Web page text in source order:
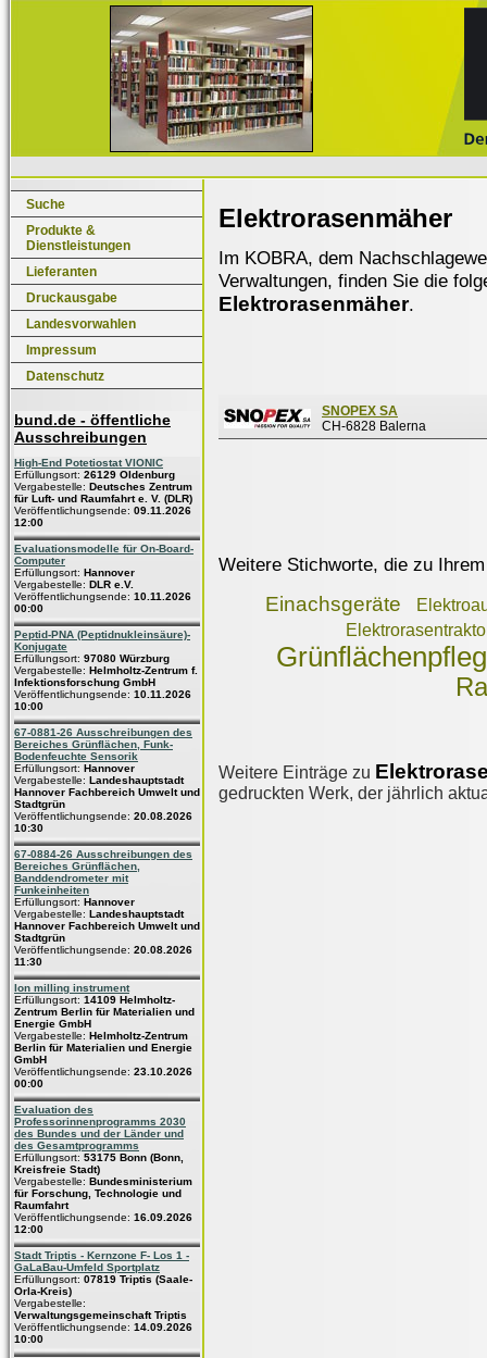
Suche
Produkte &
Dienstleistungen
Lieferanten
Druckausgabe
Landesvorwahlen
Impressum
Datenschutz
bund.de - öffentliche
Ausschreibungen
High-End Potetiostat VIONIC
Erfüllungsort: 26129 Oldenburg
Vergabestelle: Deutsches Zentrum
für Luft- und Raumfahrt e. V. (DLR)
Veröffentlichungsende: 09.11.2026
12:00
Evaluationsmodelle für On-Board-
Computer
Erfüllungsort: Hannover
Vergabestelle: DLR e.V.
Veröffentlichungsende: 10.11.2026
00:00
Peptid-PNA (Peptidnukleinsäure)-
Konjugate
Erfüllungsort: 97080 Würzburg
Vergabestelle: Helmholtz-Zentrum f.
Infektionsforschung GmbH
Veröffentlichungsende: 10.11.2026
10:00
67-0881-26 Ausschreibungen des
Bereiches Grünflächen, Funk-
Bodenfeuchte Sensorik
Erfüllungsort: Hannover
Vergabestelle: Landeshauptstadt
Hannover Fachbereich Umwelt und
Stadtgrün
Veröffentlichungsende: 20.08.2026
10:30
67-0884-26 Ausschreibungen des
Bereiches Grünflächen,
Banddendrometer mit
Funkeinheiten
Erfüllungsort: Hannover
Vergabestelle: Landeshauptstadt
Hannover Fachbereich Umwelt und
Stadtgrün
Veröffentlichungsende: 20.08.2026
11:30
Ion milling instrument
Erfüllungsort: 14109 Helmholtz-
Zentrum Berlin für Materialien und
Energie GmbH
Vergabestelle: Helmholtz-Zentrum
Berlin für Materialien und Energie
GmbH
Veröffentlichungsende: 23.10.2026
00:00
Evaluation des
Professorinnenprogramms 2030
des Bundes und der Länder und
des Gesamtprogramms
Erfüllungsort: 53175 Bonn (Bonn,
Kreisfreie Stadt)
Vergabestelle: Bundesministerium
für Forschung, Technologie und
Raumfahrt
Veröffentlichungsende: 16.09.2026
12:00
Stadt Triptis - Kernzone F- Los 1 -
GaLaBau-Umfeld Sportplatz
Erfüllungsort: 07819 Triptis (Saale-
Orla-Kreis)
Vergabestelle:
Verwaltungsgemeinschaft Triptis
Veröffentlichungsende: 14.09.2026
10:00
Elektrorasenmäher
Im KOBRA, dem
Verwaltungen, finden Sie die
Elektrorasenmäher.
SNOPEX SA
CH-6828 Balerna
Weitere Stichworte, die zu
Einachsgeräte
Weitere Einträge zu
gedruckten Werk, der jährlich